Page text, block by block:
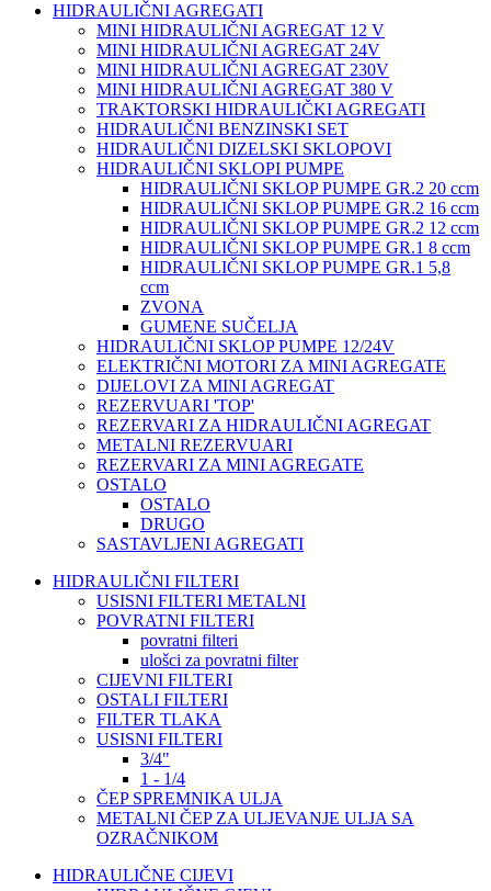
HIDRAULIČNI AGREGATI
MINI HIDRAULIČNI AGREGAT 12 V
MINI HIDRAULIČNI AGREGAT 24V
MINI HIDRAULIČNI AGREGAT 230V
MINI HIDRAULIČNI AGREGAT 380 V
TRAKTORSKI HIDRAULIČKI AGREGATI
HIDRAULIČNI BENZINSKI SET
HIDRAULIČNI DIZELSKI SKLOPOVI
HIDRAULIČNI SKLOPI PUMPE
HIDRAULIČNI SKLOP PUMPE GR.2 20 ccm
HIDRAULIČNI SKLOP PUMPE GR.2 16 ccm
HIDRAULIČNI SKLOP PUMPE GR.2 12 ccm
HIDRAULIČNI SKLOP PUMPE GR.1 8 ccm
HIDRAULIČNI SKLOP PUMPE GR.1 5,8
ccm
ZVONA
GUMENE SUČELJA
HIDRAULIČNI SKLOP PUMPE 12/24V
ELEKTRIČNI MOTORI ZA MINI AGREGATE
DIJELOVI ZA MINI AGREGAT
REZERVUARI 'TOP'
REZERVARI ZA HIDRAULIČNI AGREGAT
METALNI REZERVUARI
REZERVARI ZA MINI AGREGATE
OSTALO
OSTALO
DRUGO
SASTAVLJENI AGREGATI
HIDRAULIČNI FILTERI
USISNI FILTERI METALNI
POVRATNI FILTERI
povratni filteri
ulošci za povratni filter
CIJEVNI FILTERI
OSTALI FILTERI
FILTER TLAKA
USISNI FILTERI
3/4"
1 - 1/4
ČEP SPREMNIKA ULJA
METALNI ČEP ZA ULJEVANJE ULJA SA
OZRAČNIKOM
HIDRAULIČNE CIJEVI